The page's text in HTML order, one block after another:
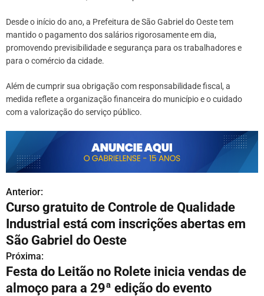
Desde o início do ano, a Prefeitura de São Gabriel do Oeste tem
mantido o pagamento dos salários rigorosamente em dia,
promovendo previsibilidade e segurança para os trabalhadores e
para o comércio da cidade.
Além de cumprir sua obrigação com responsabilidade fiscal, a
medida reflete a organização financeira do município e o cuidado
com a valorização do serviço público.
N
a
v
e
g
Anterior:
Curso gratuito de Controle de Qualidade
Industrial está com inscrições abertas em
São Gabriel do Oeste
Próxima:
Festa do Leitão no Rolete inicia vendas de
almoço para a 29ª edição do evento